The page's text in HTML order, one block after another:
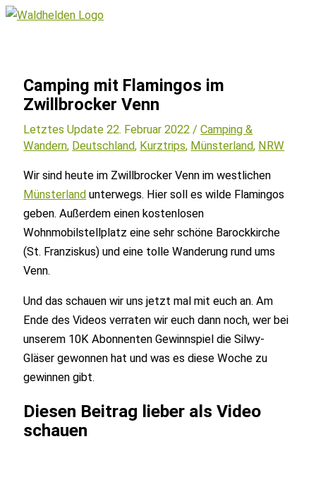
Zum
Camping mit Flamingos im
Zwillbrocker Venn
Letztes Update 22. Februar 2022 /Camping &
Wandern, Deutschland, Kurztrips, Münsterland, NRW
Wir sind heute im Zwillbrocker Venn im westlichen
Münsterland unterwegs. Hier soll es wilde Flamingos
geben. Außerdem einen kostenlosen
Wohnmobilstellplatz eine sehr schöne Barockkirche
(St. Franziskus) und eine tolle Wanderung rund ums
Venn.
Und das schauen wir uns jetzt mal mit euch an. Am
Ende des Videos verraten wir euch dann noch, wer bei
unserem 10K Abonnenten Gewinnspiel die Silwy-
Gläser gewonnen hat und was es diese Woche zu
gewinnen gibt.
Diesen Beitrag lieber als Video
schauen